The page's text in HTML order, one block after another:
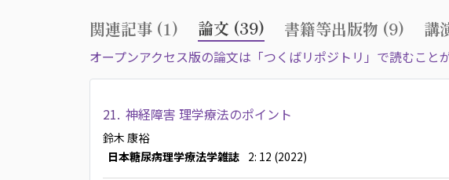
関連記事 (1) 論文 (39) 書籍等出版物 (9) 講
オープンアクセス版の論文は「つくばリポジトリ」で読むことが
21. 神経障害 理学療法のポイント
鈴木 康裕
日本糖尿病理学療法学雑誌 2: 12 (2022)